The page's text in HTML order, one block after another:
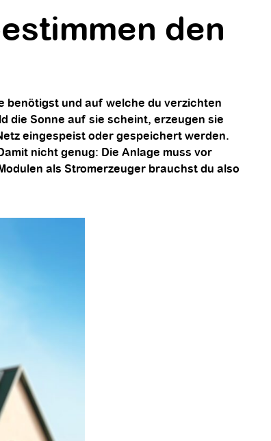
den
benötigst und auf welche du verzichten
die Sonne auf sie scheint, erzeugen sie
eingespeist oder gespeichert werden.
nicht genug: Die Anlage muss vor
als Stromerzeuger brauchst du also